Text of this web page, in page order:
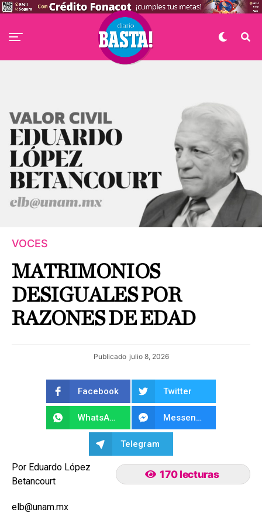
VOCES
MATRIMONIOS
DESIGUALES POR
RAZONES DE EDAD
Publicado julio 8, 2026
Facebook Twitter
WhatsApp Messenger
Telegram
170 lecturas
Por Eduardo López
Betancourt
elb@unam.mx